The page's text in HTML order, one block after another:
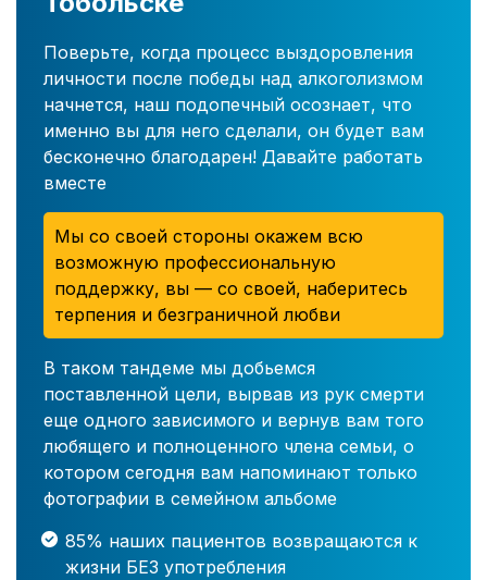
Поверьте, когда процесс выздоровления
личности после победы над алкоголизмом
начнется, наш подопечный осознает, что
именно вы для него сделали, он будет вам
бесконечно благодарен! Давайте работать
вместе
Мы со своей стороны окажем всю
возможную профессиональную
поддержку, вы — со своей, наберитесь
терпения и безграничной любви
В таком тандеме мы добьемся
поставленной цели, вырвав из рук смерти
еще одного зависимого и вернув вам того
любящего и полноценного члена семьи, о
котором сегодня вам напоминают только
фотографии в семейном альбоме
85% наших пациентов возвращаются к
жизни БЕЗ употребления